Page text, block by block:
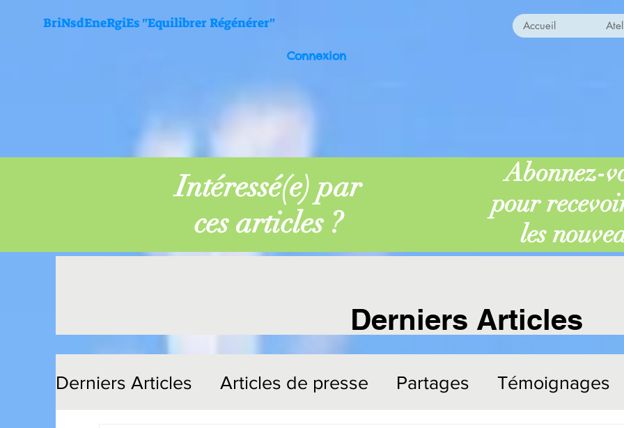
Accueil
BriNsdEneRgiEs "Equilibrer Régénérer"
Connexion
Abonnez-
pour
les
Intéressé(e) par
ces articles ?
Derniers Articles
Derniers Articles Articles de presse Partages Témoignages